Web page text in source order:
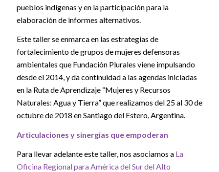
pueblos indígenas y en la participación para la
elaboración de informes alternativos.
Este taller se enmarca en las estrategias de
fortalecimiento de grupos de mujeres defensoras
ambientales que Fundación Plurales viene impulsando
desde el 2014, y da continuidad a las agendas iniciadas
en la Ruta de Aprendizaje “Mujeres y Recursos
Naturales: Agua y Tierra” que realizamos del 25 al 30 de
octubre de 2018 en Santiago del Estero, Argentina.
Articulaciones y sinergias que empoderan
Para llevar adelante este taller, nos asociamos a La
Oficina Regional para América del Sur del Alto